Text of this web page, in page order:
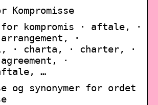
Kompromisse
for kompromis · aftale, ·
·
· charta, · charter, ·
·
…
og synonymer for ordet